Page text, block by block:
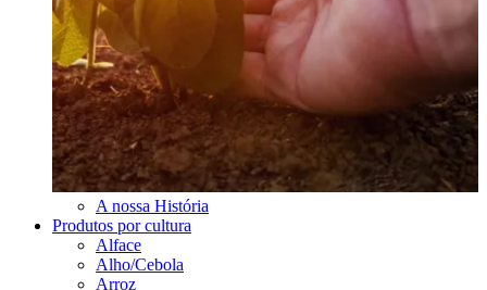
A nossa História
Produtos por cultura
Alface
Alho/Cebola
Arroz